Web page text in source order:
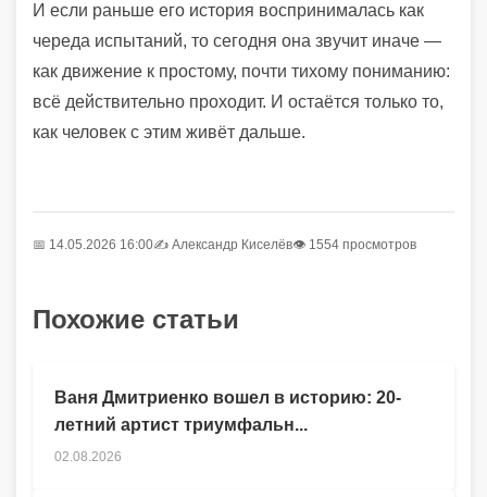
И если раньше его история воспринималась как
череда испытаний, то сегодня она звучит иначе —
как движение к простому, почти тихому пониманию:
всё действительно проходит. И остаётся только то,
как человек с этим живёт дальше.
📅 14.05.2026 16:00✍️ Александр Киселёв👁 1554 просмотров
Похожие статьи
Ваня Дмитриенко вошел в историю: 20-
летний артист триумфальн...
02.08.2026